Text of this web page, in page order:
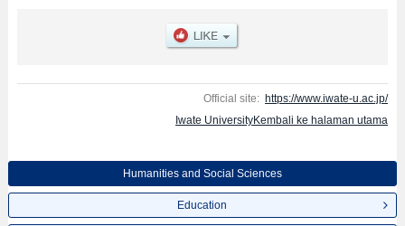
pendaftar dan jumlah kelulusan ujian masuk mahasiswa(i) mancanegara,
informasi mengenai ujian masuk, prasarana kampus, akses jalan, dan
Official site: https://www.iwate-u.ac.jp/
Iwate UniversityKembali ke halaman utama
Humanities and Social Sciences
Education